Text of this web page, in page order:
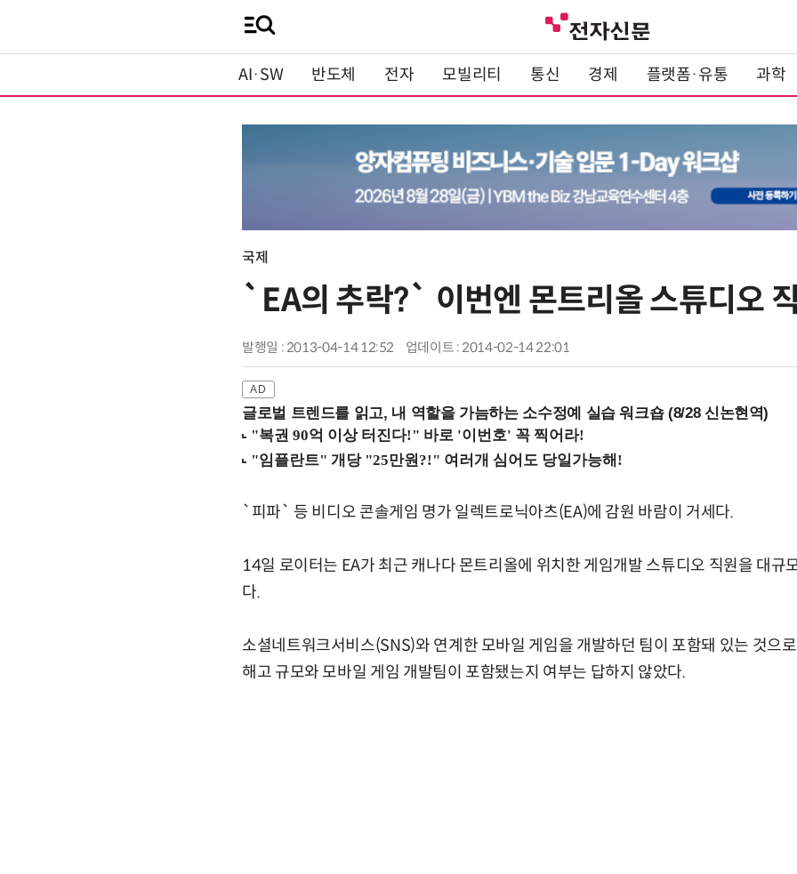
AI·SW 반도체 전자 모빌리티 통신 경제 플랫폼·유통 과학
국제
`EA의 추락?` 이번엔 몬트리올 스튜디오
발행일 : 2013-04-14 12:52 업데이트 : 2014-02-14 22:01
글로벌 트렌드를 읽고, 내 역할을 가늠하는 소수정예 실습 워크숍 (8/28 신논현역)
`피파` 등 비디오 콘솔게임 명가 일렉트로닉아츠(EA)에 감원 바람이 거세다.
14일 로이터는 EA가 최근 캐나다 몬트리올에 위치한 게임개발 스튜디오 직원을 대규
다.
소셜네트워크서비스(SNS)와 연계한 모바일 게임을 개발하던 팀이 포함돼 있는 것으
해고 규모와 모바일 게임 개발팀이 포함됐는지 여부는 답하지 않았다.